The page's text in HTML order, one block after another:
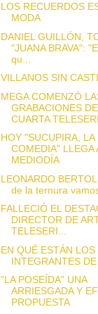
LOS RECUERDOS
MODA
DANIEL GUILLÓN,
"JUANA BRAVA":
qu...
VILLANOS SIN
MEGA COMENZÓ
GRABACIONES
CUARTA
HOY "SUCUPIRA, LA
COMEDIA" LLEGA
MEDIODÍA
LEONARDO
de la ternura vamos
FALLECIÓ EL
DIRECTOR DE
TELESERI...
EN QUÉ ESTÁN LOS
INTEGRANTES
"LA POSEÍDA" UNA
ARRIESGADA Y
PROPUESTA